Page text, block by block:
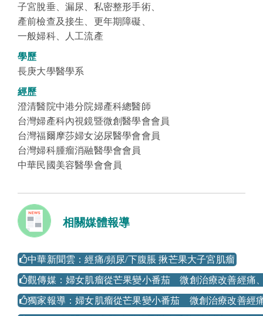
子宮脫垂、漏尿、私密整形手術、
產前檢查及接生、更年期障礙、
一般婦科、人工流產
學歷
長庚大學醫學系
經歷
澄清醫院中港分院婦產科總醫師
台灣婦產科內視鏡暨微創醫學會會員
台灣福爾摩莎婦女泌尿醫學會會員
台灣婦科腫瘤消融醫學會會員
中華民國美容醫學會會員
相關媒體報導
中華新聞雲：經痛/頻尿/下腹脹 揪芒果大子宮肌瘤
觀傳媒：婦女肌瘤從芒果變小番茄 微創治療改善經痛
獨家報導：婦女肌瘤從芒果變小番茄 微創治療改善經